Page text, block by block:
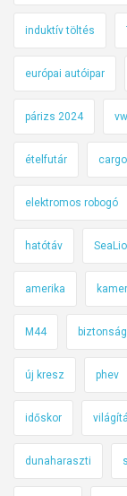
induktív töltés
európai autóipar
párizs 2024
ételfutár
elektromos robogó
hatótáv
amerika
M44
új kresz phev
időskor
dunaharaszti